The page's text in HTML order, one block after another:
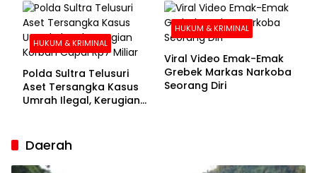
HUKUM & KRIMINAL
Polda Sultra Telusuri
Aset Tersangka Kasus
Umrah Ilegal, Kerugian
HUKUM & KRIMINAL
Viral Video Emak-Emak
Grebek Markas Narkoba
Seorang Diri
Daerah